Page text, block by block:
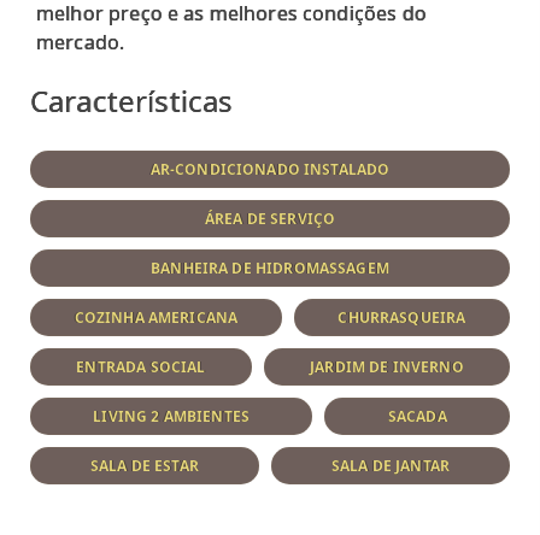
melhor preço e as melhores condições do
Características
AR-CONDICIONADO INSTALADO
ÁREA DE SERVIÇO
BANHEIRA DE HIDROMASSAGEM
COZINHA AMERICANA CHURRASQUEIRA
ENTRADA SOCIAL JARDIM DE INVERNO
LIVING 2 AMBIENTES SACADA
SALA DE ESTAR SALA DE JANTAR